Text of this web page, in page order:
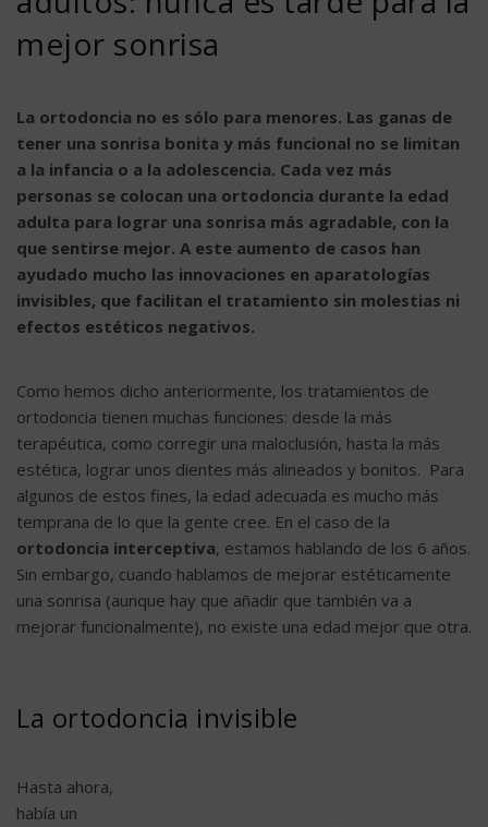
mejor sonrisa
La ortodoncia no es sólo para menores. Las ganas de
tener una sonrisa bonita y más funcional no se limitan
a la infancia o a la adolescencia. Cada vez más
personas se colocan una ortodoncia durante la edad
adulta para lograr una sonrisa más agradable, con la
que sentirse mejor. A este aumento de casos han
ayudado mucho las innovaciones en aparatologías
invisibles, que facilitan el tratamiento sin molestias ni
efectos estéticos negativos.
Como hemos dicho anteriormente, los tratamientos de
ortodoncia tienen muchas funciones: desde la más
terapéutica, como corregir una maloclusión, hasta la más
estética, lograr unos dientes más alineados y bonitos. Para
algunos de estos fines, la edad adecuada es mucho más
temprana de lo que la gente cree. En el caso de la
ortodoncia interceptiva, estamos hablando de los 6 años.
Sin embargo, cuando hablamos de mejorar estéticamente
una sonrisa (aunque hay que añadir que también va a
mejorar funcionalmente), no existe una edad mejor que otra.
La ortodoncia invisible
Hasta ahora,
había un